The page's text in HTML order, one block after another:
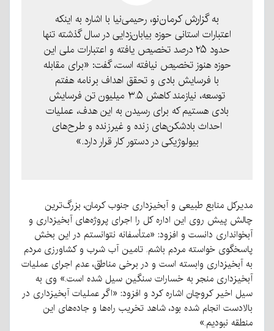
به گزارش کرمان‌نو، رحیمی‌نیا با اشاره به اینکه
اعتبارات استانی حوزه بیابان‌زدایی در سال گذشته تنها
حدود ۲۵ درصد تخصیص یافته و اعتبارات ملی این
حوزه هنوز تخصیص نیافته است، گفت: «برای مقابله
با فرسایش بادی و تحقق اهداف برنامه هفتم
توسعه، نیازمند کاهش ۳.۵ میلیون تن فرسایش
بادی هستیم که برای رسیدن به این هدف، عملیات
احداث بادشکن‌های زنده و غیرزنده و طرح‌های
بیولوژیکی در دستور کار قرار دارد.»
مدیرکل منابع طبیعی و آبخیزداری جنوب کرمان، بزرگ‌ترین
چالش پیش روی این اداره کل را اجرای پروژه‌های آبخیزداری و
آبخوانداری دانست و افزود: «متأسفانه نتوانستم در این بخش
پاسخگوی خواسته مردم باشم. تامین آب شرب و کشاورزی مردم
به آبخیزداری وابسته است و در برخی مناطق، عدم اجرای عملیات
آبخیزداری منجر به خسارات سنگین سیل شده است.» وی به
سیل اخیر کروچان اشاره کرد و افزود: «اگر عملیات آبخیزداری در
بالادست انجام شده بود، شاهد تخریب راه‌ها و جاده‌های این
منطقه نبودیم.»